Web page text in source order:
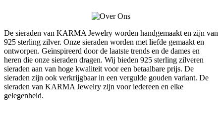
De sieraden van KARMA Jewelry worden handgemaakt en zijn van
925 sterling zilver. Onze sieraden worden met liefde gemaakt en
ontworpen. Geïnspireerd door de laatste trends en de dames en
heren die onze sieraden dragen. Wij bieden 925 sterling zilveren
sieraden aan van hoge kwaliteit voor een betaalbare prijs. De
sieraden zijn ook verkrijgbaar in een vergulde gouden variant. De
sieraden van KARMA Jewelry zijn voor iedereen en elke
gelegenheid.